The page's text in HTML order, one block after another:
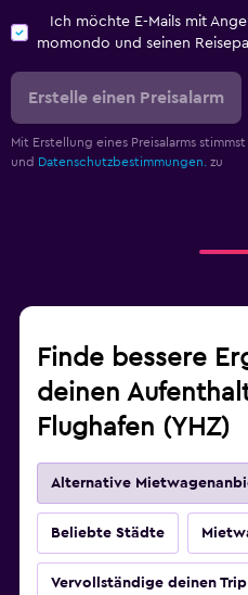
Ich möchte E-Mails mit
momondo und seinen
Erstelle einen Preisalarm
Mit Erstellung eines Preisalarms
und Datenschutzbestimmungen. zu
Finde bessere
deinen
Flughafen (YHZ)
Alternative
Beliebte Städte
Vervollständige deinen Trip